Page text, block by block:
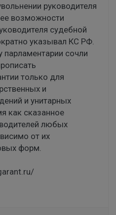
руководителя
возможности
судебной
указывал КС РФ.
парламентарии сочли
только для
и
и унитарных
как сказанное
любых
от их
форм.